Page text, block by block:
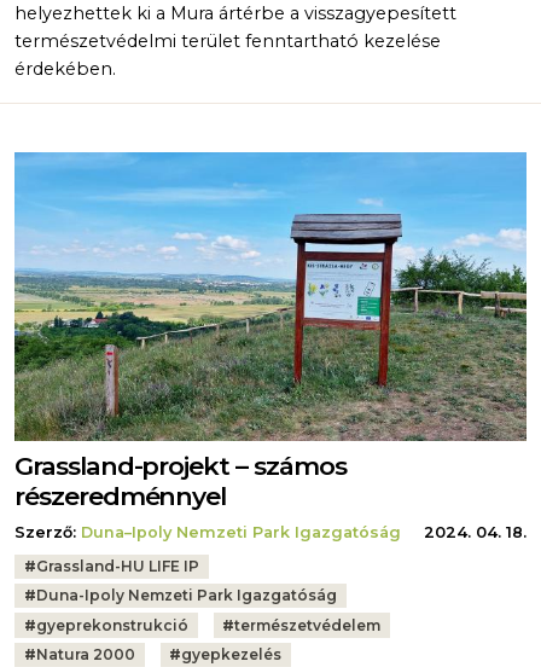
helyezhettek ki a Mura ártérbe a visszagyepesített
természetvédelmi terület fenntartható kezelése
érdekében.
Grassland-projekt – számos
részeredménnyel
Szerző: Duna–Ipoly Nemzeti Park Igazgatóság
2024. 04. 18.
Tags:
#Grassland-HU LIFE IP
#Duna-Ipoly Nemzeti Park Igazgatóság
#gyeprekonstrukció #természetvédelem
#Natura 2000 #gyepkezelés